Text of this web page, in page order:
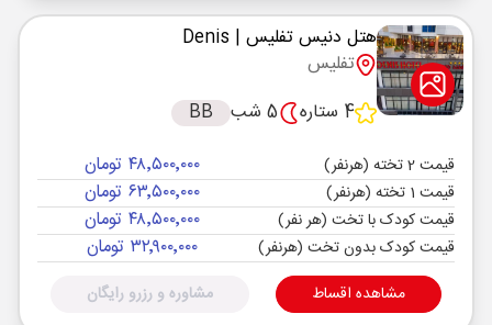
هتل دنیس تفلیس | Denis
تفلیس
4 ستاره
5 شب BB
قیمت 2 تخته (هرنفر) ۴۸٬۵۰۰٬۰۰۰ تومان
قیمت 1 تخته (هرنفر) ۶۳٬۵۰۰٬۰۰۰ تومان
قیمت کودک با تخت (هر نفر) ۴۸٬۵۰۰٬۰۰۰ تومان
قیمت کودک بدون تخت (هرنفر) ۳۲٬۹۰۰٬۰۰۰ تومان
مشاهده اقساط مشاوره و رزرو رایگان